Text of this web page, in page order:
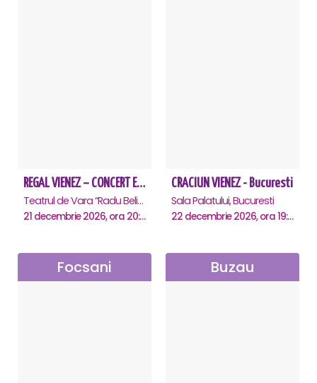
REGAL VIENEZ – CONCERT EXTRAORDINAR DE CRACIUN - Bacau
Teatrul de Vara “Radu Beligan”, Bacau
21 decembrie 2026, ora 20:00
CRACIUN VIENEZ - Bucuresti
Sala Palatului, Bucuresti
22 decembrie 2026, ora 19:00
Focsani Buzau